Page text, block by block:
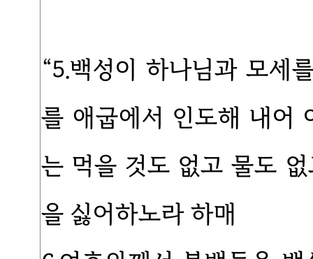
“5.백성이 하나님과 모세
를 애굽에서 인도해 내어
는 먹을 것도 없고 물도
을 싫어하노라 하매